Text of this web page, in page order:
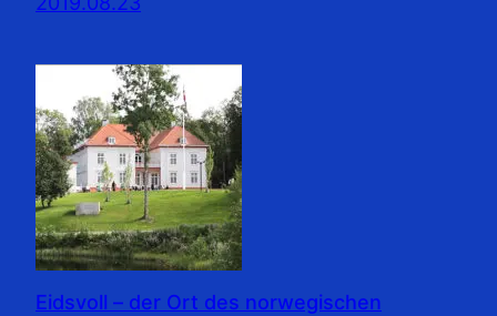
Eidsvoll – der Ort des norwegischen